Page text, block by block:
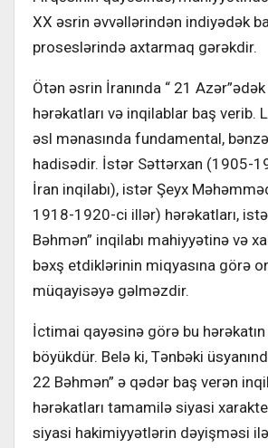
XX əsrin əvvəllərindən indiyədək
proseslərində axtarmaq gərəkdir.
Ötən əsrin İranında “ 21
hərəkatları və inqilablar baş verib.
əsl mənasında fundamental,
hadisədir. İstər Səttərxan (1905-
İran inqilabı), istər Şeyx
1918-1920-ci illər) hərəkatları,
Bəhmən” inqilabı mahiyyətinə və
bəxş etdiklərinin miqyasına görə
müqayisəyə gəlməzdir.
İctimai qayəsinə görə bu
böyükdür. Belə ki, Tənbəki
22 Bəhmən” ə qədər baş verən
hərəkatları tamamilə siyasi
siyasi hakimiyyətlərin dəyişməsi